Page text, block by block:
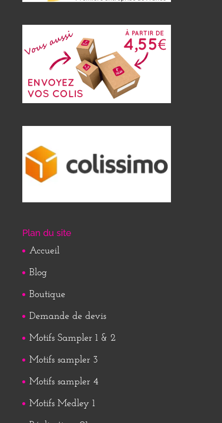
Plan du site
Accueil
Blog
Boutique
Demande de devis
Motifs Sampler 1 & 2
Motifs sampler 3
Motifs sampler 4
Motifs Medley 1